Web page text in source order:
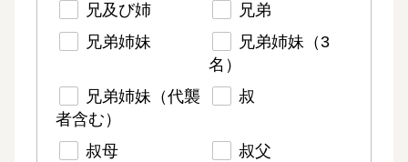
兄及び姉
兄弟
兄弟姉妹
兄弟姉妹（3
名）
兄弟姉妹（代襲
者含む）
叔
叔母
叔父